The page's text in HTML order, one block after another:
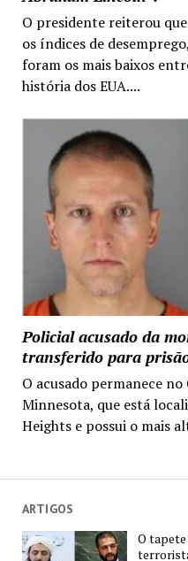
O presidente reiterou
os índices de
foram os mais baixos
história dos EUA....
Policial acusado da
transferido para
O acusado permanece
Minnesota, que está
Heights e possui o mais
ARTIGOS
O